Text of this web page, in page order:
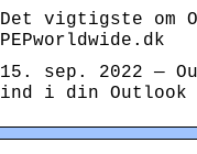
Det vigtigste om
PEPworldwide.dk
15. sep. 2022 —
ind i din Outlook